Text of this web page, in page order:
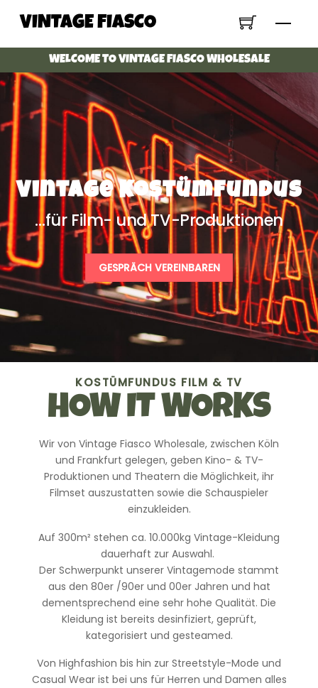
Menu
VINTAGE FIASCO
WELCOME TO VINTAGE FIASCO WHOLESALE
Vintage Kostümfundus
…für Film- und TV-Produktionen
GESPRÄCH VEREINBAREN
KOSTÜMFUNDUS FILM & TV
HOW IT WORKS
Wir von Vintage Fiasco Wholesale, zwischen Köln
und Frankfurt gelegen, geben Kino- & TV-
Produktionen und Theatern die Möglichkeit, ihr
Filmset auszustatten sowie die Schauspieler
einzukleiden.
Auf 300m² stehen ca. 10.000kg Vintage-Kleidung
dauerhaft zur Auswahl.
Der Schwerpunkt unserer Vintagemode stammt
aus den 80er /90er und 00er Jahren und hat
dementsprechend eine sehr hohe Qualität. Die
Kleidung ist bereits desinfiziert, geprüft,
kategorisiert und gesteamed.
Von Highfashion bis hin zur Streetstyle-Mode und
Casual Wear ist bei uns für Herren und Damen alles